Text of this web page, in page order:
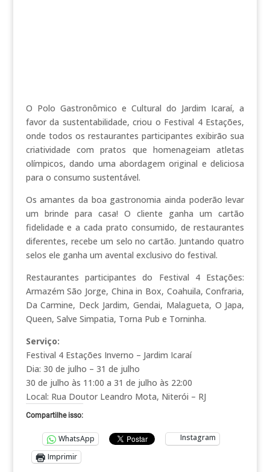
O Polo Gastronômico e Cultural do Jardim Icaraí, a
favor da sustentabilidade, criou o Festival 4 Estações,
onde todos os restaurantes participantes exibirão sua
criatividade com pratos que homenageiam atletas
olímpicos, dando uma abordagem original e deliciosa
para o consumo sustentável.
Os amantes da boa gastronomia ainda poderão levar
um brinde para casa! O cliente ganha um cartão
fidelidade e a cada prato consumido, de restaurantes
diferentes, recebe um selo no cartão. Juntando quatro
selos ele ganha um avental exclusivo do festival.
Restaurantes participantes do Festival 4 Estações:
Armazém São Jorge, China in Box, Coahuila, Confraria,
Da Carmine, Deck Jardim, Gendai, Malagueta, O Japa,
Queen, Salve Simpatia, Torna Pub e Torninha.
Serviço:
Festival 4 Estações Inverno – Jardim Icaraí
Dia: 30 de julho – 31 de julho
30 de julho às 11:00 a 31 de julho às 22:00
Local: Rua Doutor Leandro Mota, Niterói – RJ
Compartilhe isso:
WhatsApp
Instagram
Imprimir